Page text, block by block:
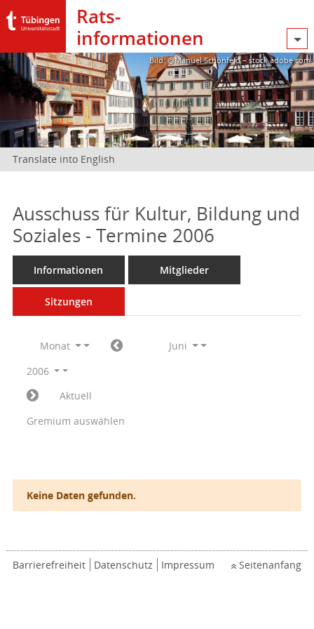
Rats­
informationen
Bild: @Manuel Schönfeld – stock.adobe.com
Translate into English
Ausschuss für Kultur, Bildung und
Soziales - Termine 2006
Informationen Mitglieder
Sitzungen
Monat
Juni
2006
Aktuell
Gremium auswählen
Keine Daten gefunden.
Barrierefreiheit Datenschutz Impressum Seitenanfang